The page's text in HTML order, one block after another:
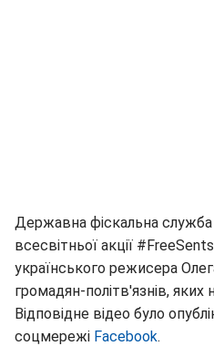
Державна фіскальна служба
всесвітньої акції
українського режисера
громадян-політв'язнів, яких
Відповідне відео було
соцмережі Facebook.